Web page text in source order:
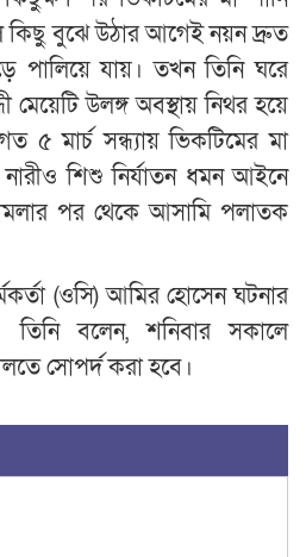
কিছু বুঝে উঠার আগেই নয়ন দ্রুত
পালিয়ে যায়। তখন তিনি ঘরে
মেয়েটি উলঙ্গ অবস্থায় নিথর হয়ে
মার্চ সন্ধ্যায় ভিকটিমের মা
নারীও শিশু নির্যাতন ধমন আইনে
পর থেকে আসামি পলাতক
(ওসি) আমির হোসেন ঘটনার
তিনি বলেন, শনিবার সকালে
সোপর্দ করা হবে।